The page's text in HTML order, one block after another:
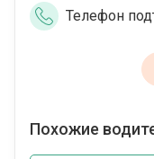
Телефон
Похожие